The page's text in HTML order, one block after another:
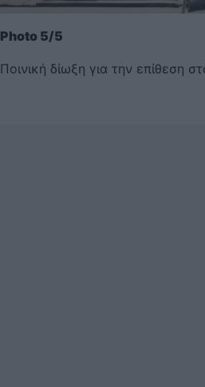
Photo 5/5
Ποινική δίωξη για την επίθεση